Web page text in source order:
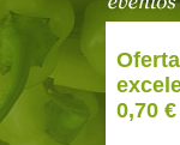
0,70